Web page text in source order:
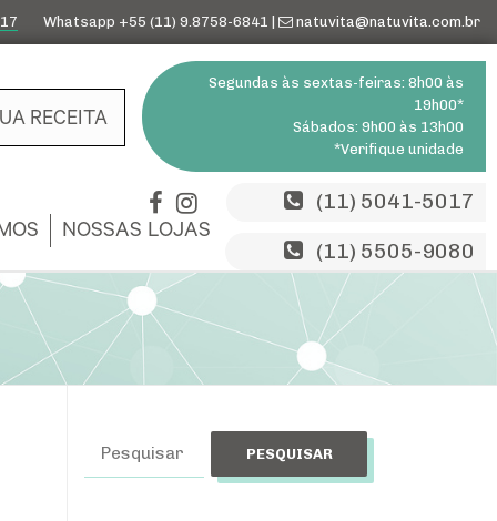
Whatsapp +55 (11) 9.8758-6841 | natuvita@natuvita.com.br
Segundas às sextas-feiras: 8h00 às
19h00*
Sábados: 9h00 às 13h00
*Verifique unidade
(11) 5041-5017
(11) 5505-9080
RECEITA
NOSSAS LOJAS
Pesquisar
por: